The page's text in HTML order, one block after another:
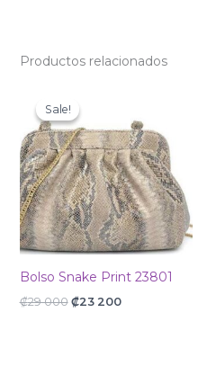
Productos relacionados
Sale!
Sale!
Bolso Snake Print 23801
₡29 000
was:
₡29
000.
₡23 200
₡23
200.